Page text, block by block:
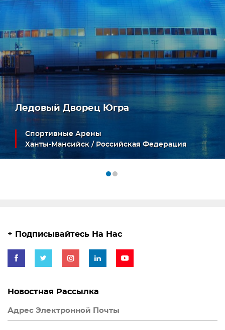
Ледовый Дворец Югра
Спортивные Арены
Ханты-Мансийск / Российская Федерация
+ Подписывайтесь На Нас
Новостная Рассылка